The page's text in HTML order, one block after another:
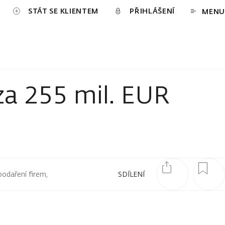
STÁT SE KLIENTEM PŘIHLÁŠENÍ MENU
255 mil. EUR
SDÍLENÍ
firem,